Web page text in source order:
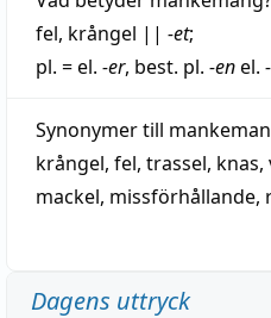
fel, krångel || -et;
pl. = el. -er, best. pl. -enel.
Synonymer till
krångel, fel, trassel, knas,
mackel, missförhållande,
Dagens uttryck